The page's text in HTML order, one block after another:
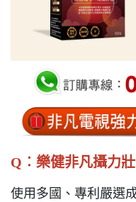
Q ︰ 樂健非凡攝力
使用多國、專利嚴選